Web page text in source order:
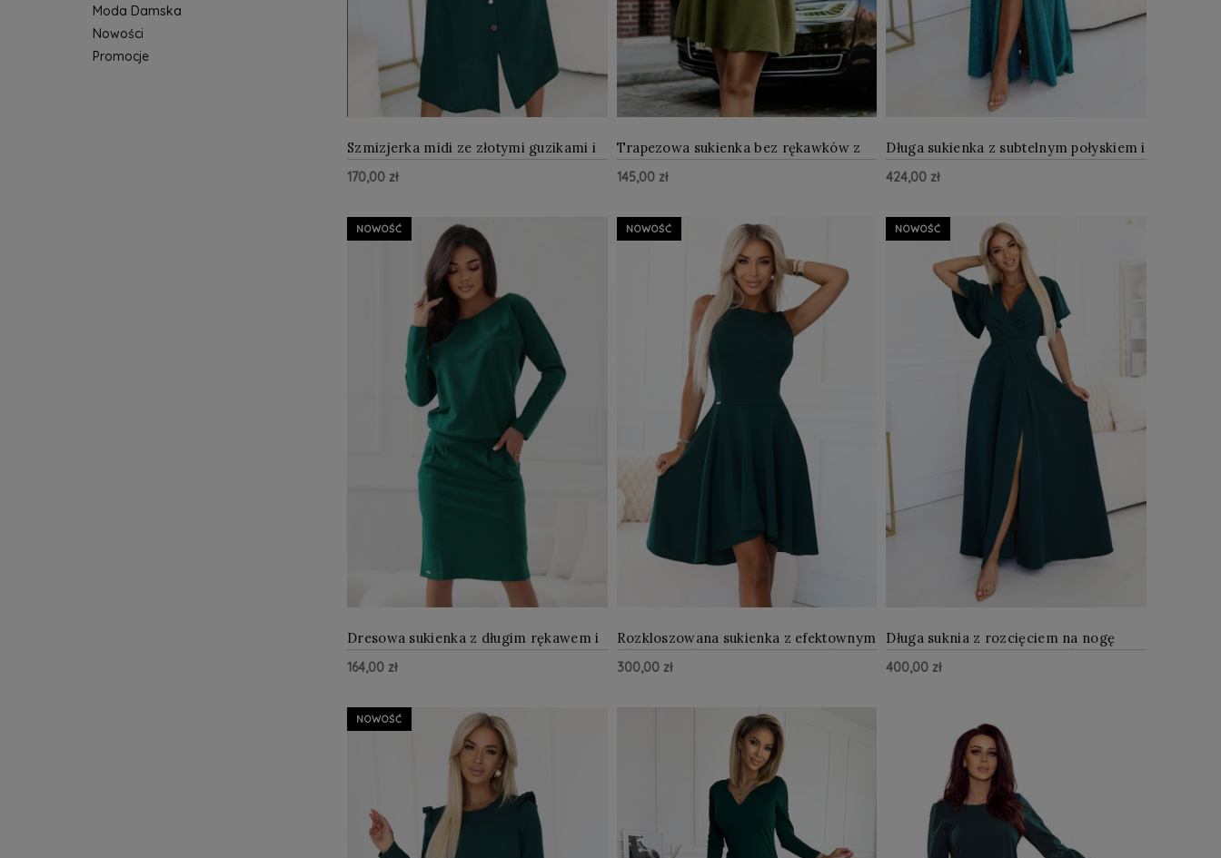
Moda Damska
Nowości
Promocje
Szmizjerka midi ze złotymi guzikami i
wiązaniem Zielona
170,00 zł
Do Koszyka
Trapezowa sukienka bez rękawków z
wiązaniem w pasie Khaki
145,00 zł
Do Koszyka
Długa sukienka z subtelnym połyskiem i
gorsetowym wiązaniem na plecach
Zielona z brokatem
424,00 zł
Do Koszyka ZOBACZ WIĘCEJ
Dresowa sukienka z długim rękawem i
kieszeniami, wygodny fason z
dekoltem na plecach Zielona
164,00 zł
NOWOŚĆ
Rozkloszowana sukienka z efektownym
dłuższym tyłem Butelkowa Zieleń
300,00 zł
Do Koszyka
NOWOŚĆ
Długa suknia z rozcięciem na nogę
rękawkiem i dekoltem Zieleń
butelkowa
400,00 zł
NOWOŚĆ
NOWOŚĆ